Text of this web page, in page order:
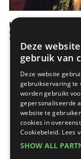
KBC: Wat is een
Kopen en verkopen
Financiele aspecten
Ontvang onze
Deze
gebruik van
Deze website
gebruikservaring te
worden gebruikt
gepersonaliseerde
website te
cookies in
Cookiebeleid. Lees
SHOW ALL